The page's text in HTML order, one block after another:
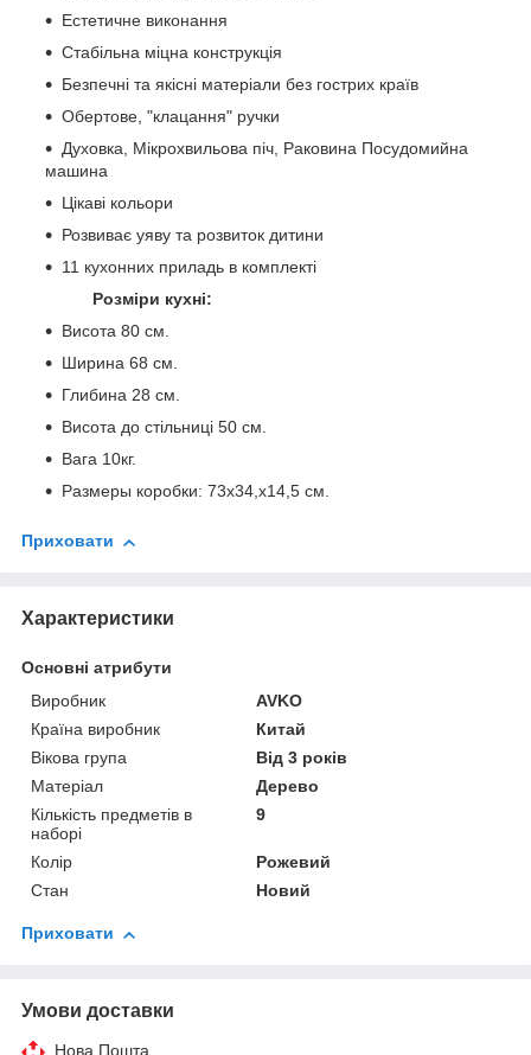
Естетичне виконання
Стабільна міцна конструкція
Безпечні та якісні матеріали без гострих країв
Обертове, "клацання" ручки
Духовка, Мікрохвильова піч, Раковина Посудомийна
машина
Цікаві кольори
Розвиває уяву та розвиток дитини
11 кухонних приладь в комплекті
Розміри кухні:
Висота 80 см.
Ширина 68 см.
Глибина 28 см.
Висота до стільниці 50 см.
Вага 10кг.
Размеры коробки: 73х34,х14,5 см.
Приховати
Характеристики
Основні атрибути
Виробник
AVKO
Країна виробник
Китай
Вікова група
Від 3 років
Матеріал
Дерево
Кількість предметів в
наборі
9
Колір
Рожевий
Стан
Новий
Приховати
Умови доставки
Нова Пошта